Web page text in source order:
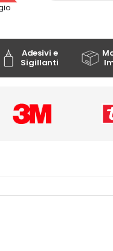
Adesivi e
Sigillanti